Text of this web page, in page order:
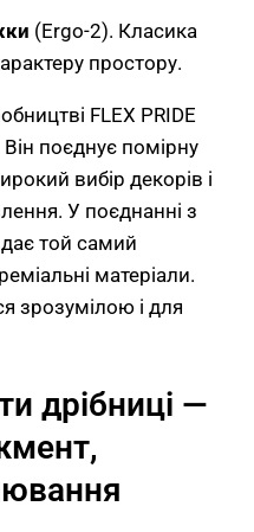
(Ergo-2). Класика
простору.
FLEX PRIDE
поєднує помірну
вибір декорів і
У поєднанні з
той самий
матеріали.
зрозумілою і для
дрібниці —